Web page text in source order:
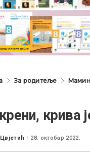
За родитеље Мамин
28. октобар 2022.